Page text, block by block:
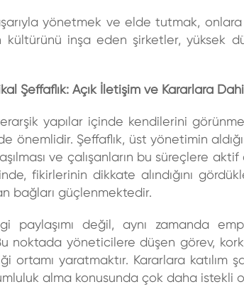
yönetmek ve elde tutmak,
inşa eden şirketler, yüksek
Şeffaflık: Açık İletişim ve Kararlara
yapılar içinde kendilerini
önemlidir. Şeffaflık, üst yönetimin
ve çalışanların bu süreçlere
fikirlerinin dikkate alındığını
bağları güçlenmektedir.
paylaşımı değil, aynı zamanda
noktada yöneticilere düşen görev,
yaratmaktır. Kararlara katılım
alma konusunda çok daha istekli